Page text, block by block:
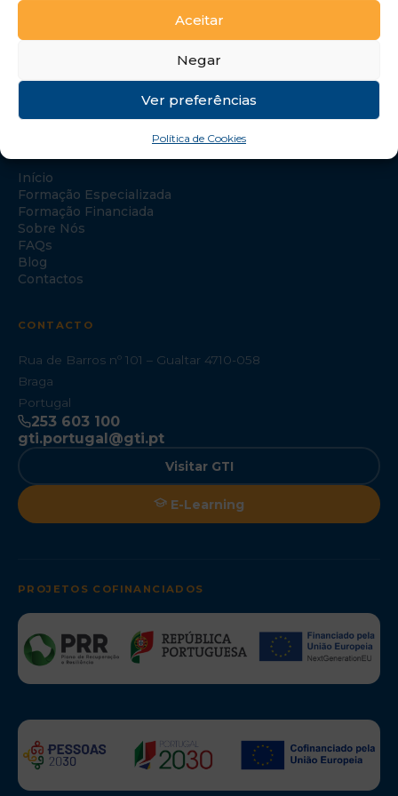
Aceitar
Negar
Ver preferências
Política de Cookies
Início
Formação Especializada
Formação Financiada
Sobre Nós
FAQs
Blog
Contactos
CONTACTO
Rua de Barros nº 101 – Gualtar 4710-058
Braga
Portugal
253 603 100
gti.portugal@gti.pt
Visitar GTI
E-Learning
PROJETOS COFINANCIADOS